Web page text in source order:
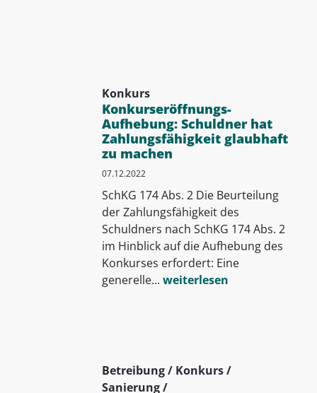
Konkurs
Konkurseröffnungs-
Aufhebung: Schuldner hat
Zahlungsfähigkeit glaubhaft
zu machen
07.12.2022
SchKG 174 Abs. 2 Die Beurteilung
der Zahlungsfähigkeit des
Schuldners nach SchKG 174 Abs. 2
im Hinblick auf die Aufhebung des
Konkurses erfordert: Eine
generelle... weiterlesen
Betreibung / Konkurs /
Sanierung /